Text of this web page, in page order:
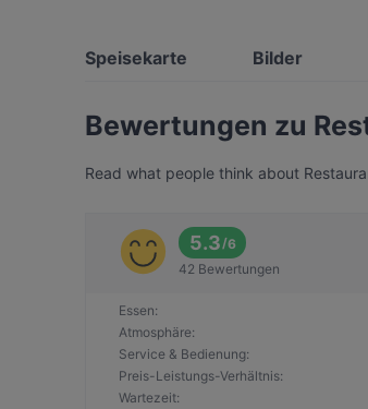
Speisekarte Bilder
Bewertungen zu
Read what people think about
5.3/6
42 Bewertungen
Essen:
Atmosphäre:
Service & Bedienung:
Preis-Leistungs-Verhältnis:
Wartezeit: